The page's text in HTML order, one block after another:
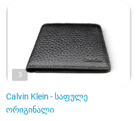
3
Calvin Klein - საფულე
ორიგინალი